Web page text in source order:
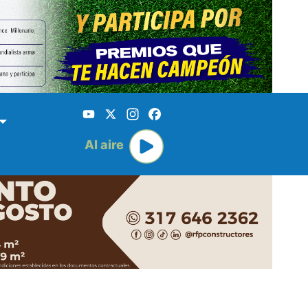
YouTube
X Instagram
Al aire